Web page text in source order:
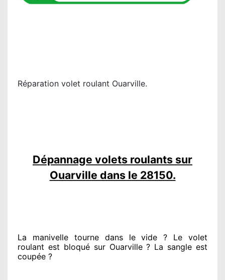
Réparation volet roulant Ouarville.
Dépannage volets roulants sur
Ouarville dans le 28150.
La manivelle tourne dans le vide ? Le volet
roulant est bloquésur Ouarville ? La sangle est
coupée ?